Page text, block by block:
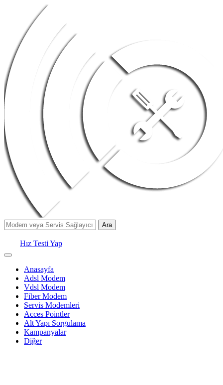
Ara
Hız Testi Yap
Anasayfa
Adsl Modem
Vdsl Modem
Fiber Modem
Servis Modemleri
Acces Pointler
Alt Yapı Sorgulama
Kampanyalar
Diğer